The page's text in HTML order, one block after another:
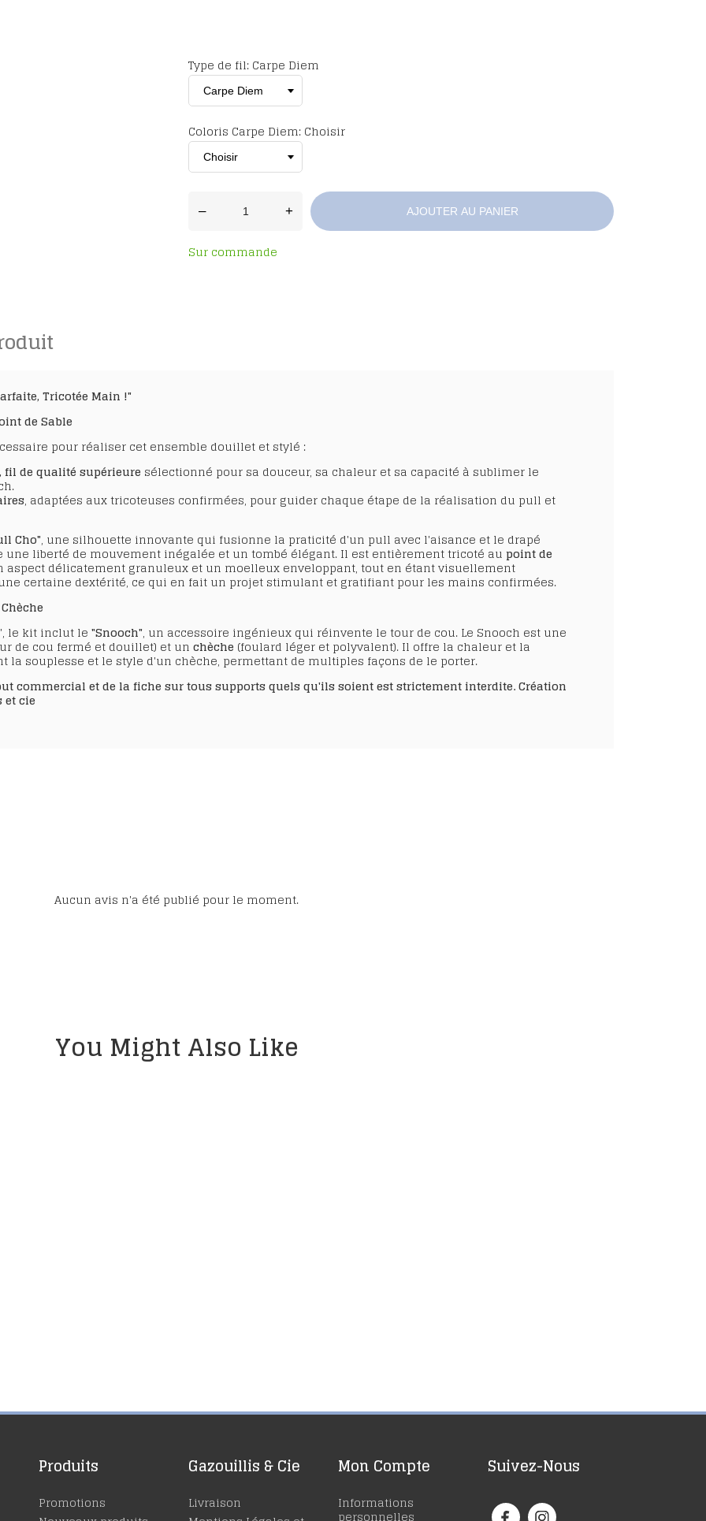
Type de fil: Carpe Diem
Coloris Carpe Diem: Choisir
– + AJOUTER AU PANIER
Sur commande
Tricotée Main !"
de Sable
pour réaliser cet ensemble douillet et stylé :
fil de qualité supérieure sélectionné pour sa douceur, sa chaleur et sa capacité à sublimer le
, adaptées aux tricoteuses confirmées, pour guider chaque étape de la réalisation du pull et
Cho", une silhouette innovante qui fusionne la praticité d'un pull avec l'aisance et le drapé
une liberté de mouvement inégalée et un tombé élégant. Il est entièrement tricoté au point de
aspect délicatement granuleux et un moelleux enveloppant, tout en étant visuellement
certaine dextérité, ce qui en fait un projet stimulant et gratifiant pour les mains confirmées.
le kit inclut le "Snooch", un accessoire ingénieux qui réinvente le tour de cou. Le Snooch est une
de cou fermé et douillet) et un chèche (foulard léger et polyvalent). Il offre la chaleur et la
la souplesse et le style d'un chèche, permettant de multiples façons de le porter.
commercial et de la fiche sur tous supports quels qu'ils soient est strictement interdite. Création
cie
Aucun avis n'a été publié pour le moment.
You Might Also Like
Produits
Promotions
Gazouillis & Cie
Livraison
Mon Compte
Informations
personnelles
Suivez-Nous